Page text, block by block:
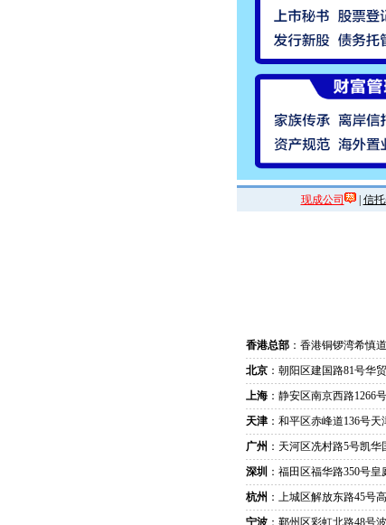
现成公司 | 信
香港总部 ：香港铜锣湾希慎
北京 ：朝阳区建国路81号华
上海 ：静安区南京西路1266
天津 ：和平区赤峰道136号
广州 ：天河区冼村路5号凯华
深圳 ：福田区福华路350号皇
杭州 ：上城区解放东路45号